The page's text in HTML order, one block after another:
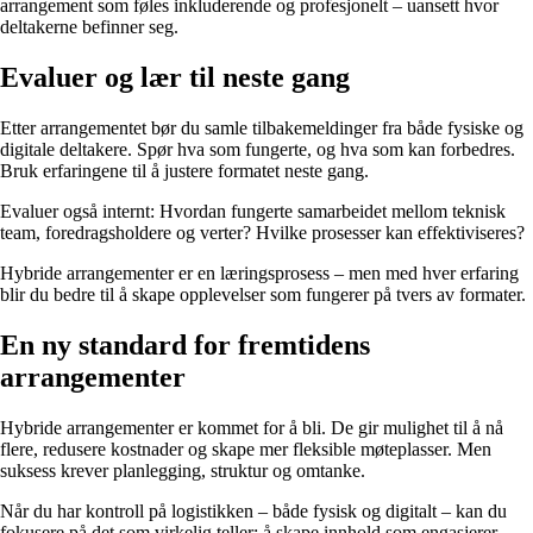
arrangement som føles inkluderende og profesjonelt – uansett hvor
deltakerne befinner seg.
Evaluer og lær til neste gang
Etter arrangementet bør du samle tilbakemeldinger fra både fysiske og
digitale deltakere. Spør hva som fungerte, og hva som kan forbedres.
Bruk erfaringene til å justere formatet neste gang.
Evaluer også internt: Hvordan fungerte samarbeidet mellom teknisk
team, foredragsholdere og verter? Hvilke prosesser kan effektiviseres?
Hybride arrangementer er en læringsprosess – men med hver erfaring
blir du bedre til å skape opplevelser som fungerer på tvers av formater.
En ny standard for fremtidens
arrangementer
Hybride arrangementer er kommet for å bli. De gir mulighet til å nå
flere, redusere kostnader og skape mer fleksible møteplasser. Men
suksess krever planlegging, struktur og omtanke.
Når du har kontroll på logistikken – både fysisk og digitalt – kan du